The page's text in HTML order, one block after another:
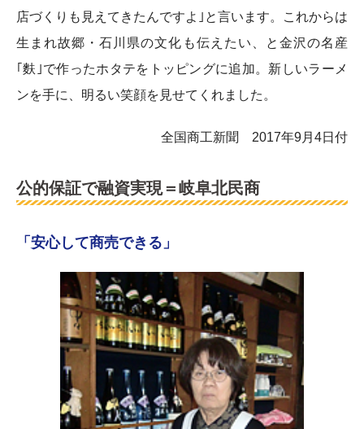
店づくりも見えてきたんですよ｣と言います。これからは
生まれ故郷・石川県の文化も伝えたい、と金沢の名産
｢麩｣で作ったホタテをトッピングに追加。新しいラーメ
ンを手に、明るい笑顔を見せてくれました。
全国商工新聞 2017年9月4日付
公的保証で融資実現＝岐阜北民商
「安心して商売できる」